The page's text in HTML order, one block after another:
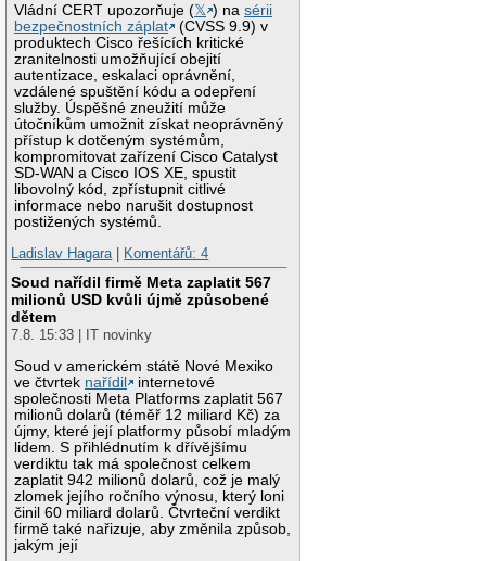
Vládní CERT upozorňuje (𝕏 ) nasérii
bezpečnostních záplat
(CVSS 9.9) v
produktech Cisco řešících kritické
zranitelnosti umožňující obejití
autentizace, eskalaci oprávnění,
vzdálené spuštění kódu a odepření
služby. Úspěšné zneužití může
útočníkům umožnit získat neoprávněný
přístup k dotčeným systémům,
kompromitovat zařízení Cisco Catalyst
SD-WAN a Cisco IOS XE, spustit
libovolný kód, zpřístupnit citlivé
informace nebo narušit dostupnost
postižených systémů.
Ladislav Hagara| Komentářů: 4
Soud nařídil firmě Meta zaplatit 567
milionů USD kvůli újmě způsobené
dětem
7.8. 15:33 | IT novinky
Soud v americkém státě Nové Mexiko
ve čtvrtek nařídil
internetové
společnosti Meta Platforms zaplatit 567
milionů dolarů (téměř 12 miliard Kč) za
újmy, které její platformy působí mladým
lidem. S přihlédnutím k dřívějšímu
verdiktu tak má společnost celkem
zaplatit 942 milionů dolarů, což je malý
zlomek jejího ročního výnosu, který loni
činil 60 miliard dolarů. Čtvrteční verdikt
firmě také nařizuje, aby změnila způsob,
jakým její